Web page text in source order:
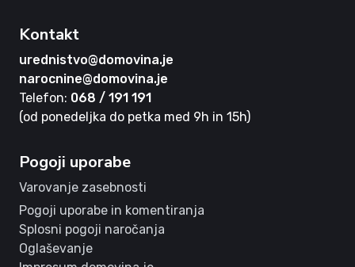
Kontakt
urednistvo@domovina.je
narocnine@domovina.je
Telefon: 068 / 191 191
(od ponedeljka do petka med 9h in 15h)
Pogoji uporabe
Varovanje zasebnosti
Pogoji uporabe in komentiranja
Splosni pogoji naročanja
Oglaševanje